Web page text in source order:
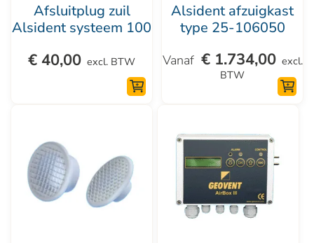
Afsluitplug zuil
Alsident systeem 100
€ 40,00 excl. BTW
Alsident afzuigkast
type 25-106050
€1.734,00 excl.
BTW
gekozen
worden
op
heeft
meerdere
variaties.